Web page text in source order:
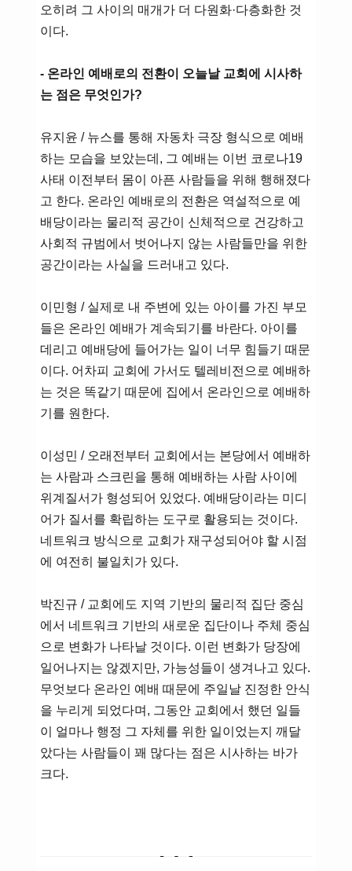
오히려 그 사이의 매개가 더 다원화·다층화한 것
이다.
- 온라인 예배로의 전환이 오늘날 교회에 시사하
는 점은 무엇인가?
유지윤 / 뉴스를 통해 자동차 극장 형식으로 예배
하는 모습을 보았는데, 그 예배는 이번 코로나19
사태 이전부터 몸이 아픈 사람들을 위해 행해졌다
고 한다. 온라인 예배로의 전환은 역설적으로 예
배당이라는 물리적 공간이 신체적으로 건강하고
사회적 규범에서 벗어나지 않는 사람들만을 위한
공간이라는 사실을 드러내고 있다.
이민형 / 실제로 내 주변에 있는 아이를 가진 부모
들은 온라인 예배가 계속되기를 바란다. 아이를
데리고 예배당에 들어가는 일이 너무 힘들기 때문
이다. 어차피 교회에 가서도 텔레비전으로 예배하
는 것은 똑같기 때문에 집에서 온라인으로 예배하
기를 원한다.
이성민 / 오래전부터 교회에서는 본당에서 예배하
는 사람과 스크린을 통해 예배하는 사람 사이에
위계질서가 형성되어 있었다. 예배당이라는 미디
어가 질서를 확립하는 도구로 활용되는 것이다.
네트워크 방식으로 교회가 재구성되어야 할 시점
에 여전히 불일치가 있다.
박진규 / 교회에도 지역 기반의 물리적 집단 중심
에서 네트워크 기반의 새로운 집단이나 주체 중심
으로 변화가 나타날 것이다. 이런 변화가 당장에
일어나지는 않겠지만, 가능성들이 생겨나고 있다.
무엇보다 온라인 예배 때문에 주일날 진정한 안식
을 누리게 되었다며, 그동안 교회에서 했던 일들
이 얼마나 행정 그 자체를 위한 일이었는지 깨달
았다는 사람들이 꽤 많다는 점은 시사하는 바가
크다.